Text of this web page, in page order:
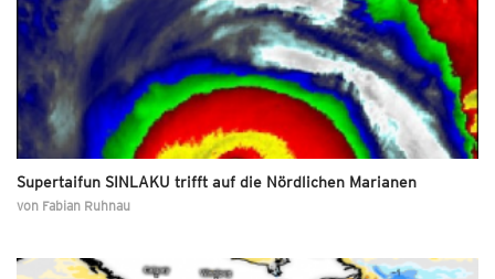
Supertaifun SINLAKU trifft auf die Nördlichen Marianen
von Fabian Ruhnau